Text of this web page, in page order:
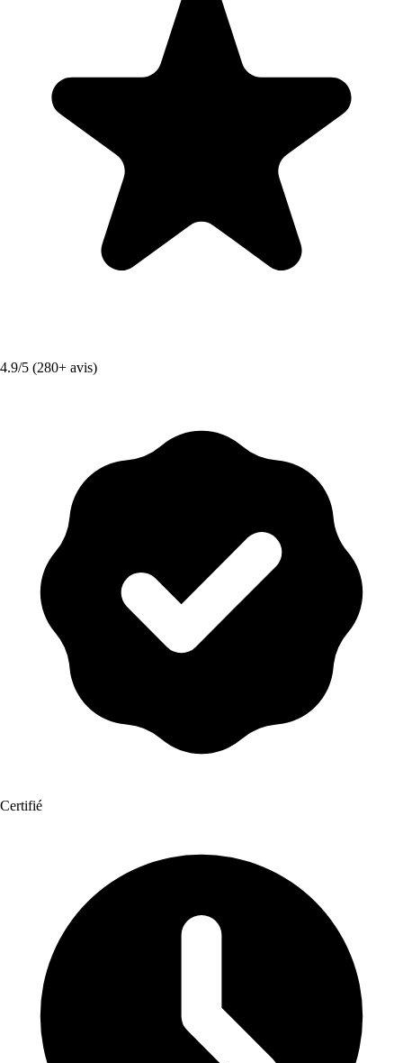
4.9/5 (280+ avis)
Certifié